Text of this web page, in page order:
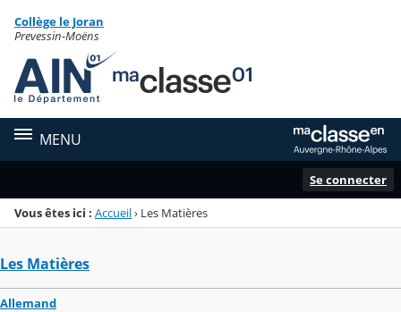
Menu de la rubrique
Contenu
Collège le Joran
Prevessin-Moëns
MENU
Se connecter
Vous êtes ici : Accueil› Les Matières
Les Matières
Allemand